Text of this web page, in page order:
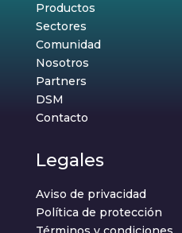
Productos
Sectores
Comunidad
Nosotros
Partners
DSM
Contacto
Legales
Aviso de privacidad
Política de protección